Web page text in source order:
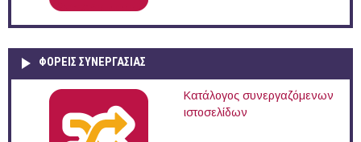
ΦΟΡΕΙΣ ΣΥΝΕΡΓΑΣΙΑΣ
Κατάλογος συνεργαζόμενων
ιστοσελίδων